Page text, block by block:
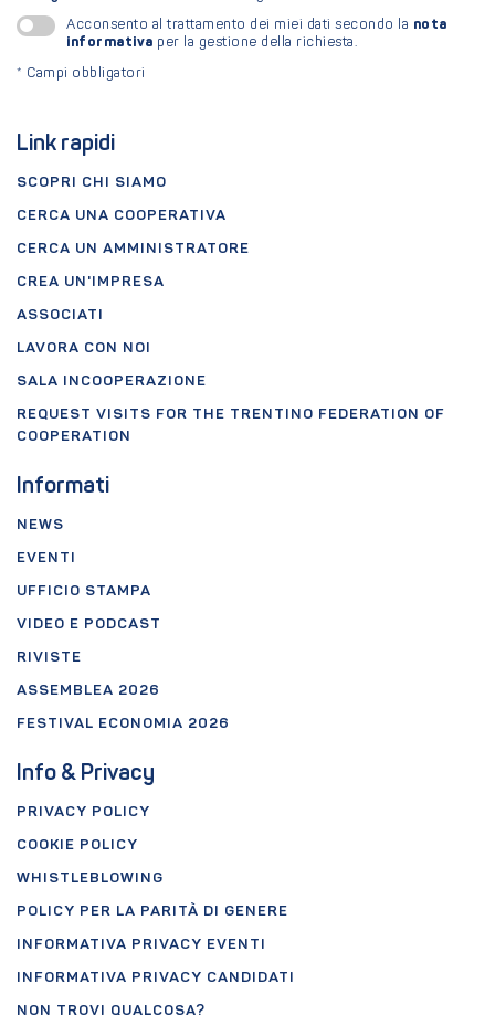
Link rapidi
SCOPRI CHI SIAMO
CERCA UNA COOPERATIVA
CERCA UN AMMINISTRATORE
CREA UN'IMPRESA
ASSOCIATI
LAVORA CON NOI
SALA INCOOPERAZIONE
REQUEST VISITS FOR THE TRENTINO FEDERATION OF
COOPERATION
Informati
NEWS
EVENTI
UFFICIO STAMPA
VIDEO E PODCAST
RIVISTE
ASSEMBLEA 2026
FESTIVAL ECONOMIA 2026
Info & Privacy
PRIVACY POLICY
COOKIE POLICY
WHISTLEBLOWING
POLICY PER LA PARITÀ DI GENERE
INFORMATIVA PRIVACY EVENTI
INFORMATIVA PRIVACY CANDIDATI
NON TROVI QUALCOSA?
Acconsento al trattamento dei miei dati secondo la nota
informativa per la gestione della richiesta.
* Campi obbligatori